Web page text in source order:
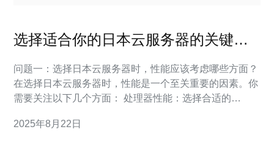
选择适合你的日本云服务器的关键因
问题一：选择日本云服务器时，性能应该考虑哪些方面？
在选择日本云服务器时，性能是一个至关重要的因素。你
需要关注以下几个方面： 处理器性能：选择合适的
的大小直接影响到服务器的响应速度和并发处理能力。 存
2025年8月22日